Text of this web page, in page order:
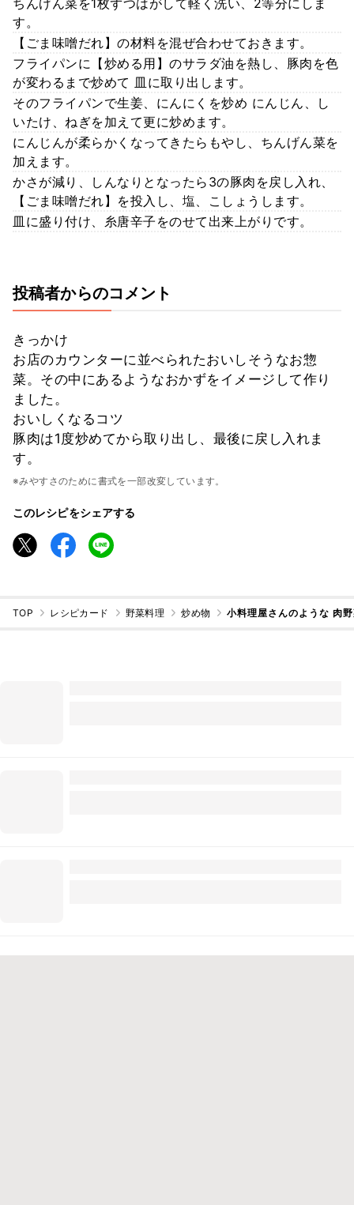
す。
【ごま味噌だれ】の材料を混ぜ合わせておきます。
フライパンに【炒める用】のサラダ油を熱し、豚肉を色
が変わるまで炒めて 皿に取り出します。
そのフライパンで生姜、にんにくを炒め にんじん、し
いたけ、ねぎを加えて更に炒めます。
にんじんが柔らかくなってきたらもやし、ちんげん菜を
加えます。
かさが減り、しんなりとなったら3の豚肉を戻し入れ、
【ごま味噌だれ】を投入し、塩、こしょうします。
皿に盛り付け、糸唐辛子をのせて出来上がりです。
投稿者からのコメント
きっかけ
お店のカウンターに並べられたおいしそうなお惣
菜。その中にあるようなおかずをイメージして作り
ました。
おいしくなるコツ
豚肉は1度炒めてから取り出し、最後に戻し入れま
す。
※みやすさのために書式を一部改変しています。
このレシピをシェアする
TOP レシピカード 野菜料理 炒め物 小料理屋さんのような 肉